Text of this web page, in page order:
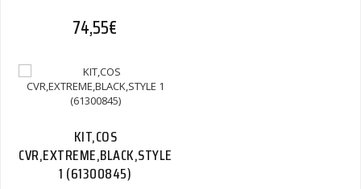
74,55€
KIT,COS
CVR,EXTREME,BLACK,STYLE
1 (61300845)